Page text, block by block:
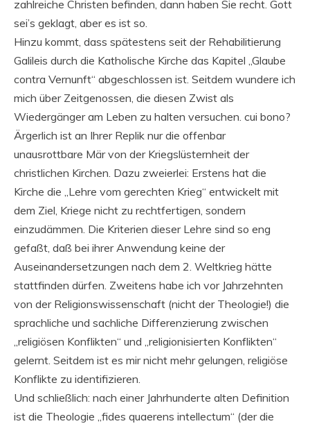
zahlreiche Christen befinden, dann haben Sie recht. Gott
sei’s geklagt, aber es ist so.
Hinzu kommt, dass spätestens seit der Rehabilitierung
Galileis durch die Katholische Kirche das Kapitel „Glaube
contra Vernunft“ abgeschlossen ist. Seitdem wundere ich
mich über Zeitgenossen, die diesen Zwist als
Wiedergänger am Leben zu halten versuchen. cui bono?
Ärgerlich ist an Ihrer Replik nur die offenbar
unausrottbare Mär von der Kriegslüsternheit der
christlichen Kirchen. Dazu zweierlei: Erstens hat die
Kirche die „Lehre vom gerechten Krieg“ entwickelt mit
dem Ziel, Kriege nicht zu rechtfertigen, sondern
einzudämmen. Die Kriterien dieser Lehre sind so eng
gefaßt, daß bei ihrer Anwendung keine der
Auseinandersetzungen nach dem 2. Weltkrieg hätte
stattfinden dürfen. Zweitens habe ich vor Jahrzehnten
von der Religionswissenschaft (nicht der Theologie!) die
sprachliche und sachliche Differenzierung zwischen
„religiösen Konflikten“ und „religionisierten Konflikten“
gelernt. Seitdem ist es mir nicht mehr gelungen, religiöse
Konflikte zu identifizieren.
Und schließlich: nach einer Jahrhunderte alten Definition
ist die Theologie „fides quaerens intellectum“ (der die